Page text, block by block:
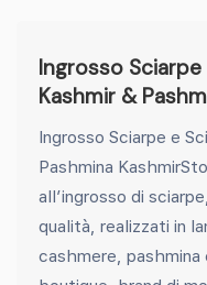
Ingrosso Sciarpe
Kashmir &
Ingrosso Sciarpe e
Pashmina
all’ingrosso di
qualità, realizzati in
cashmere, pashmina